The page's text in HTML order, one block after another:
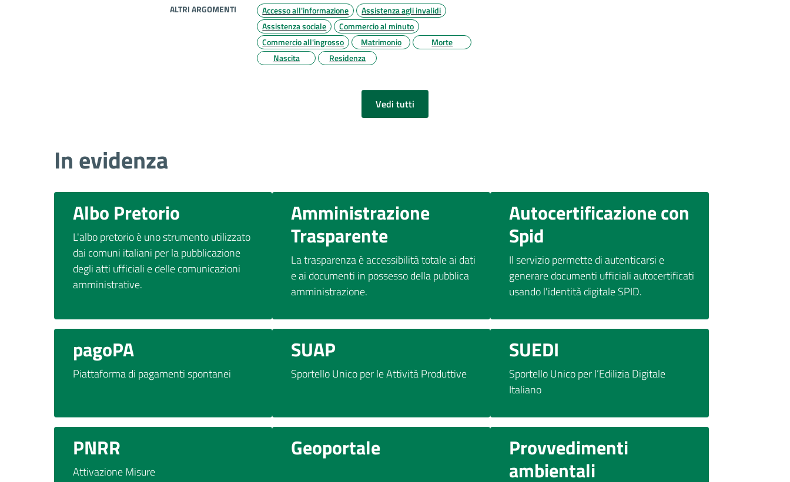
ALTRI ARGOMENTI Accesso all'informazione
Assistenza agli invalidi
Assistenza sociale
Commercio al minuto
Commercio all'ingrosso
Matrimonio
Morte
Nascita
Residenza
Vedi tutti
In evidenza
Albo Pretorio
L'albo pretorio è uno strumento utilizzato
dai comuni italiani per la pubblicazione
degli atti ufficiali e delle comunicazioni
amministrative.
Amministrazione
Trasparente
La trasparenza è accessibilità totale ai dati
e ai documenti in possesso della pubblica
amministrazione.
Autocertificazione con
Spid
Il servizio permette di autenticarsi e
generare documenti ufficiali autocertificati
usando l'identità digitale SPID.
pagoPA
Piattaforma di pagamenti spontanei
SUAP
Sportello Unico per le Attività Produttive
SUEDI
Sportello Unico per l’Edilizia Digitale
Italiano
PNRR
Attivazione Misure
Geoportale
Provvedimenti
ambientali